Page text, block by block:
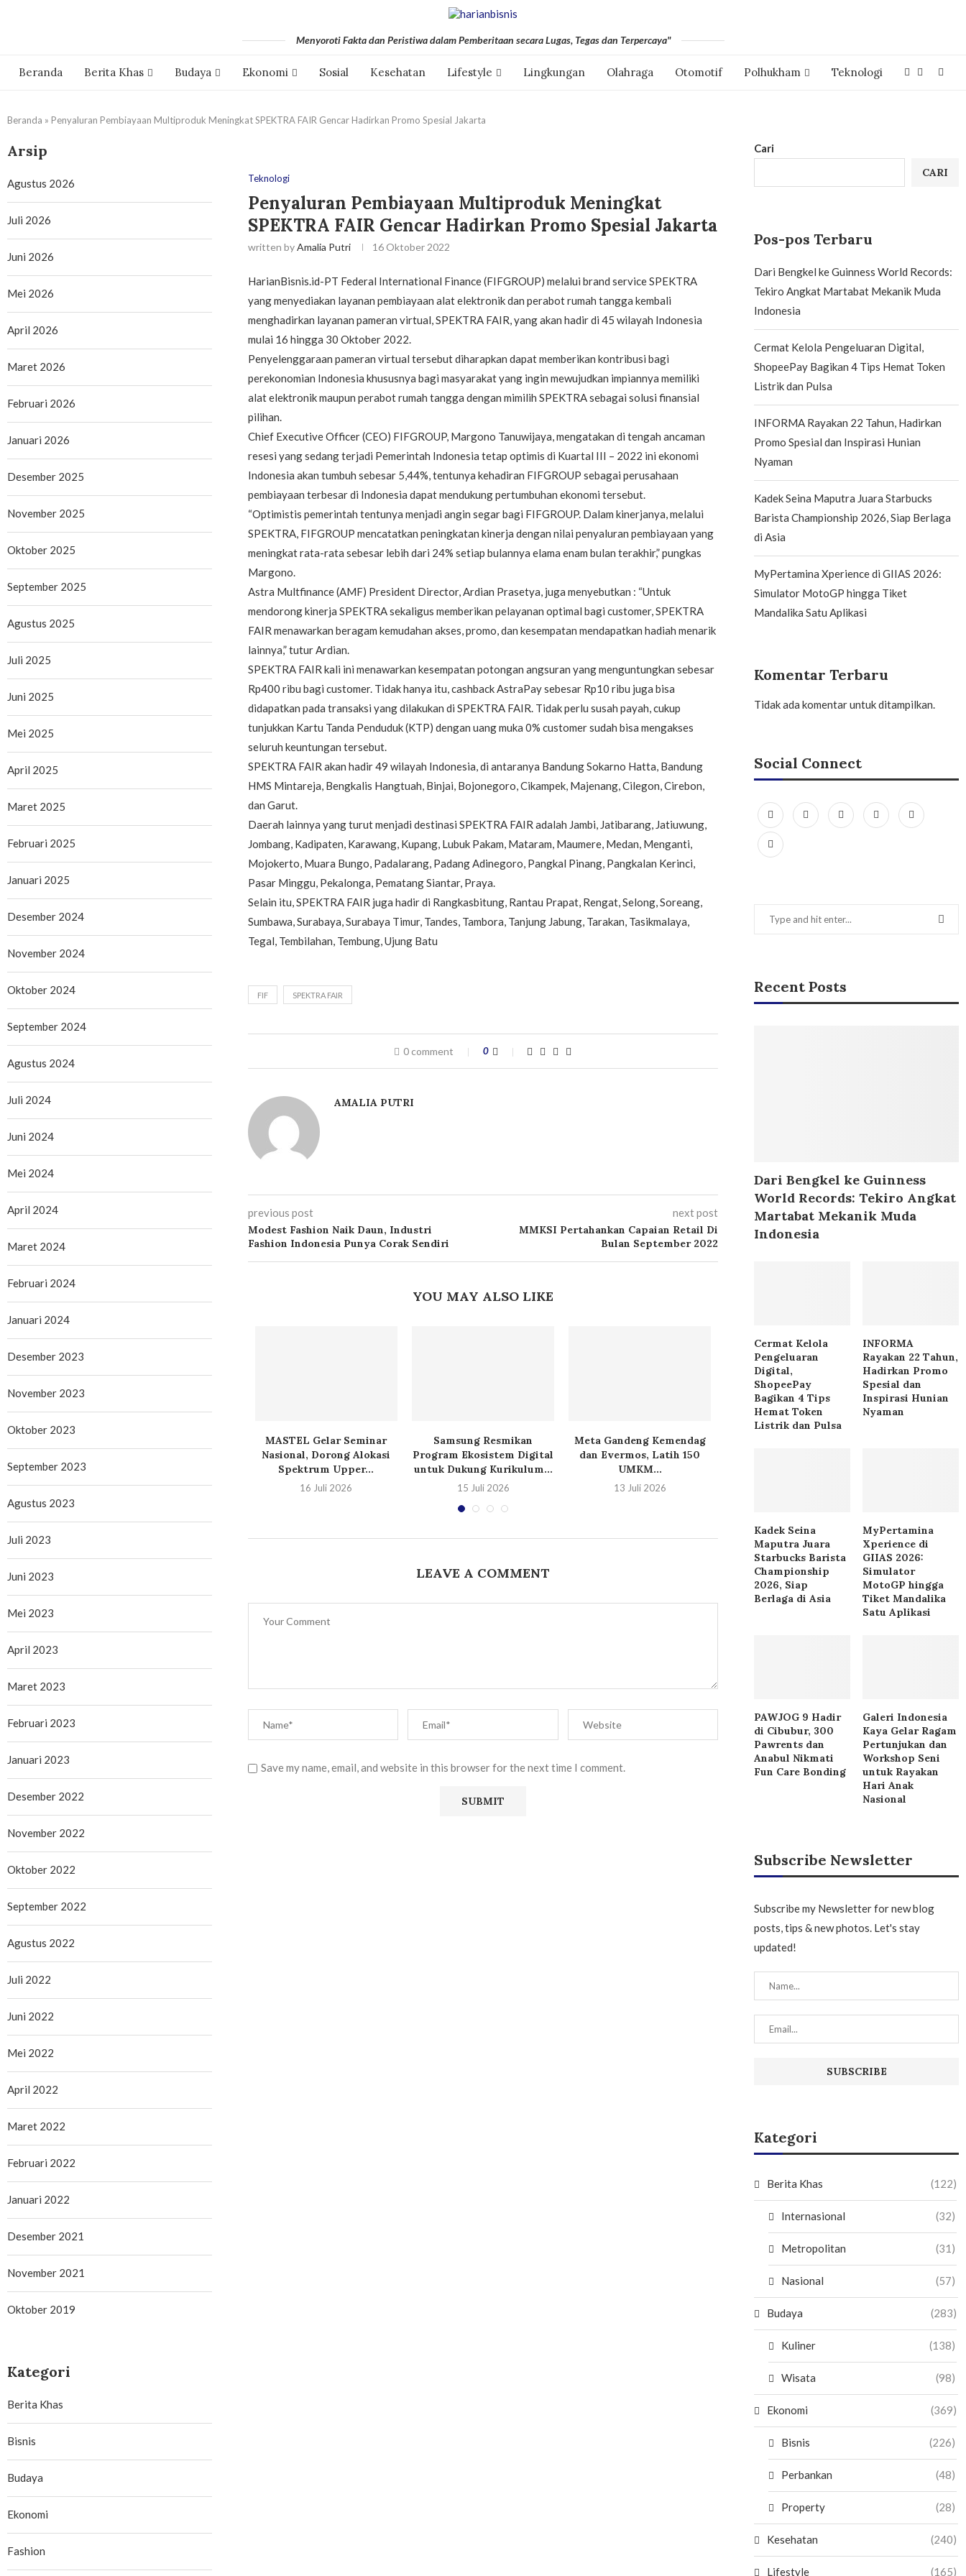
Menyoroti Fakta dan Peristiwa dalam Pemberitaan secara Lugas, Tegas dan Terpercaya"
Beranda Berita Khas Budaya Ekonomi Sosial Kesehatan Lifestyle Lingkungan Olahraga Otomotif Polhukham Teknologi
Beranda » Penyaluran Pembiayaan Multiproduk Meningkat SPEKTRA FAIR Gencar Hadirkan Promo Spesial Jakarta
Teknologi
Penyaluran Pembiayaan Multiproduk Meningkat
SPEKTRA FAIR Gencar Hadirkan Promo Spesial Jakarta
written byAmalia Putri 16 Oktober 2022
HarianBisnis.id-PT Federal International Finance (FIFGROUP) melalui brand service SPEKTRA
yang menyediakan layanan pembiayaan alat elektronik dan perabot rumah tangga kembali
menghadirkan layanan pameran virtual, SPEKTRA FAIR, yang akan hadir di 45 wilayah Indonesia
mulai 16 hingga 30 Oktober 2022.
Penyelenggaraan pameran virtual tersebut diharapkan dapat memberikan kontribusi bagi
perekonomian Indonesia khususnya bagi masyarakat yang ingin mewujudkan impiannya memiliki
alat elektronik maupun perabot rumah tangga dengan mimilih SPEKTRA sebagai solusi finansial
pilihan.
Chief Executive Officer (CEO) FIFGROUP, Margono Tanuwijaya, mengatakan di tengah ancaman
resesi yang sedang terjadi Pemerintah Indonesia tetap optimis di Kuartal III – 2022 ini ekonomi
Indonesia akan tumbuh sebesar 5,44%, tentunya kehadiran FIFGROUP sebagai perusahaan
pembiayaan terbesar di Indonesia dapat mendukung pertumbuhan ekonomi tersebut.
“Optimistis pemerintah tentunya menjadi angin segar bagi FIFGROUP. Dalam kinerjanya, melalui
SPEKTRA, FIFGROUP mencatatkan peningkatan kinerja dengan nilai penyaluran pembiayaan yang
meningkat rata-rata sebesar lebih dari 24% setiap bulannya elama enam bulan terakhir,” pungkas
Margono.
Astra Multfinance (AMF) President Director, Ardian Prasetya, juga menyebutkan : “Untuk
mendorong kinerja SPEKTRA sekaligus memberikan pelayanan optimal bagi customer, SPEKTRA
FAIR menawarkan beragam kemudahan akses, promo, dan kesempatan mendapatkan hadiah menarik
lainnya,” tutur Ardian.
SPEKTRA FAIR kali ini menawarkan kesempatan potongan angsuran yang menguntungkan sebesar
Rp400 ribu bagi customer. Tidak hanya itu, cashback AstraPay sebesar Rp10 ribu juga bisa
didapatkan pada transaksi yang dilakukan di SPEKTRA FAIR. Tidak perlu susah payah, cukup
tunjukkan Kartu Tanda Penduduk (KTP) dengan uang muka 0% customer sudah bisa mengakses
seluruh keuntungan tersebut.
SPEKTRA FAIR akan hadir 49 wilayah Indonesia, di antaranya Bandung Sokarno Hatta, Bandung
HMS Mintareja, Bengkalis Hangtuah, Binjai, Bojonegoro, Cikampek, Majenang, Cilegon, Cirebon,
dan Garut.
Daerah lainnya yang turut menjadi destinasi SPEKTRA FAIR adalah Jambi, Jatibarang, Jatiuwung,
Jombang, Kadipaten, Karawang, Kupang, Lubuk Pakam, Mataram, Maumere, Medan, Menganti,
Mojokerto, Muara Bungo, Padalarang, Padang Adinegoro, Pangkal Pinang, Pangkalan Kerinci,
Pasar Minggu, Pekalonga, Pematang Siantar, Praya.
Selain itu, SPEKTRA FAIR juga hadir di Rangkasbitung, Rantau Prapat, Rengat, Selong, Soreang,
Sumbawa, Surabaya, Surabaya Timur, Tandes, Tambora, Tanjung Jabung, Tarakan, Tasikmalaya,
Tegal, Tembilahan, Tembung, Ujung Batu
FIF SPEKTRA FAIR
0 comment 0
AMALIA PUTRI
previous post
Modest Fashion Naik Daun, Industri
Fashion Indonesia Punya Corak Sendiri
next post
MMKSI Pertahankan Capaian Retail Di
Bulan September 2022
YOU MAY ALSO LIKE
2026
24 Juni 2026
MASTEL Gelar Seminar
Nasional, Dorong Alokasi
Spektrum Upper...
16 Juli 2026
Samsung Resmikan
Program Ekosistem Digital
untuk Dukung Kurikulum...
15 Juli 2026
Meta Gandeng Kemendag
dan Evermos, Latih 150
UMKM...
13 Juli 2026
LEAVE A COMMENT
Save my name, email, and website in this browser for the next time I comment.
Cari
CARI
Pos-pos Terbaru
Dari Bengkel ke Guinness World Records:
Tekiro Angkat Martabat Mekanik Muda
Indonesia
Cermat Kelola Pengeluaran Digital,
ShopeePay Bagikan 4 Tips Hemat Token
Listrik dan Pulsa
INFORMA Rayakan 22 Tahun, Hadirkan
Promo Spesial dan Inspirasi Hunian
Nyaman
Kadek Seina Maputra Juara Starbucks
Barista Championship 2026, Siap Berlaga
di Asia
MyPertamina Xperience di GIIAS 2026:
Simulator MotoGP hingga Tiket
Mandalika Satu Aplikasi
Komentar Terbaru
Tidak ada komentar untuk ditampilkan.
Social Connect
Recent Posts
Dari Bengkel ke Guinness
World Records: Tekiro Angkat
Martabat Mekanik Muda
Indonesia
Cermat Kelola
Pengeluaran
Digital,
ShopeePay
Bagikan 4 Tips
Hemat Token
Listrik dan Pulsa
INFORMA
Rayakan 22 Tahun,
Hadirkan Promo
Spesial dan
Inspirasi Hunian
Nyaman
Kadek Seina
Maputra Juara
Starbucks Barista
Championship
2026, Siap
Berlaga di Asia
MyPertamina
Xperience di
GIIAS 2026:
Simulator
MotoGP hingga
Tiket Mandalika
Satu Aplikasi
PAWJOG 9 Hadir
di Cibubur, 300
Pawrents dan
Anabul Nikmati
Fun Care Bonding
Galeri Indonesia
Kaya Gelar Ragam
Pertunjukan dan
Workshop Seni
untuk Rayakan
Hari Anak
Nasional
Subscribe Newsletter
Subscribe my Newsletter for new blog
posts, tips & new photos. Let's stay
updated!
Kategori
Berita Khas (122)
Internasional (32)
Metropolitan (31)
Nasional (57)
Budaya (283)
Kuliner (138)
Wisata (98)
Ekonomi (369)
Bisnis (226)
Perbankan (48)
Property (28)
Kesehatan (240)
Lifestyle (165)
Arsip
Agustus 2026
Juli 2026
Juni 2026
Mei 2026
April 2026
Maret 2026
Februari 2026
Januari 2026
Desember 2025
November 2025
Oktober 2025
September 2025
Agustus 2025
Juli 2025
Juni 2025
Mei 2025
April 2025
Maret 2025
Februari 2025
Januari 2025
Desember 2024
November 2024
Oktober 2024
September 2024
Agustus 2024
Juli 2024
Juni 2024
Mei 2024
April 2024
Maret 2024
Februari 2024
Januari 2024
Desember 2023
November 2023
Oktober 2023
September 2023
Agustus 2023
Juli 2023
Juni 2023
Mei 2023
April 2023
Maret 2023
Februari 2023
Januari 2023
Desember 2022
November 2022
Oktober 2022
September 2022
Agustus 2022
Juli 2022
Juni 2022
Mei 2022
April 2022
Maret 2022
Februari 2022
Januari 2022
Desember 2021
November 2021
Oktober 2019
Kategori
Berita Khas
Bisnis
Budaya
Ekonomi
Fashion